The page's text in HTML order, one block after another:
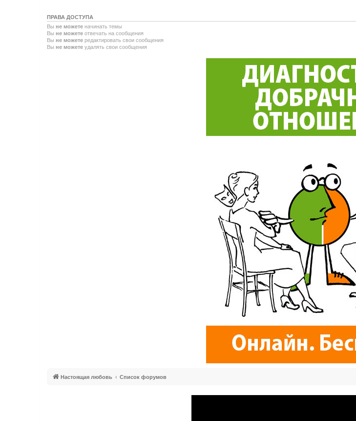
ПРАВА ДОСТУПА
Вы не можете начинать темы
Вы не можете отвечать на сообщения
Вы не можете редактировать свои сообщения
Вы не можете удалять свои сообщения
Настоящая любовь Список форумов